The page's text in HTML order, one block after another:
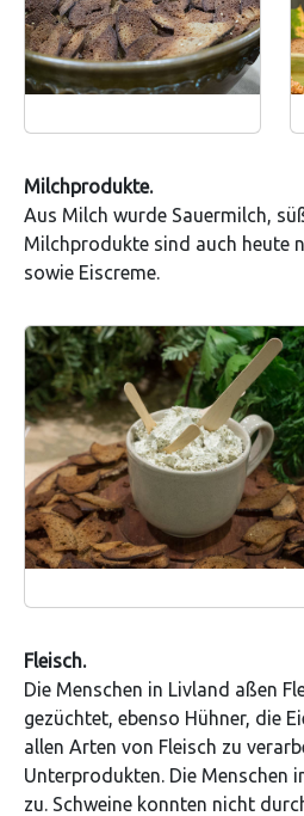
Milchprodukte.
Aus Milch wurde Sauermilch,
Milchprodukte sind auch heute
sowie Eiscreme.
Fleisch.
Die Menschen in Livland aßen
gezüchtet, ebenso Hühner, die
allen Arten von Fleisch zu
Unterprodukten. Die Menschen
zu. Schweine konnten nicht